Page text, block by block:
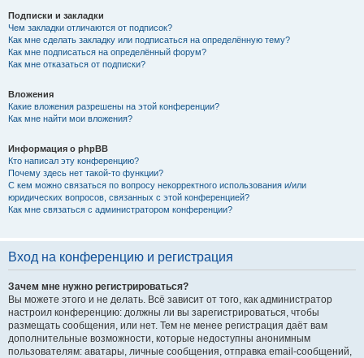
Подписки и закладки
Чем закладки отличаются от подписок?
Как мне сделать закладку или подписаться на определённую тему?
Как мне подписаться на определённый форум?
Как мне отказаться от подписки?
Вложения
Какие вложения разрешены на этой конференции?
Как мне найти мои вложения?
Информация о phpBB
Кто написал эту конференцию?
Почему здесь нет такой-то функции?
С кем можно связаться по вопросу некорректного использования и/или
юридических вопросов, связанных с этой конференцией?
Как мне связаться с администратором конференции?
Вход на конференцию и регистрация
Зачем мне нужно регистрироваться?
Вы можете этого и не делать. Всё зависит от того, как администратор
настроил конференцию: должны ли вы зарегистрироваться, чтобы
размещать сообщения, или нет. Тем не менее регистрация даёт вам
дополнительные возможности, которые недоступны анонимным
пользователям: аватары, личные сообщения, отправка email-сообщений,